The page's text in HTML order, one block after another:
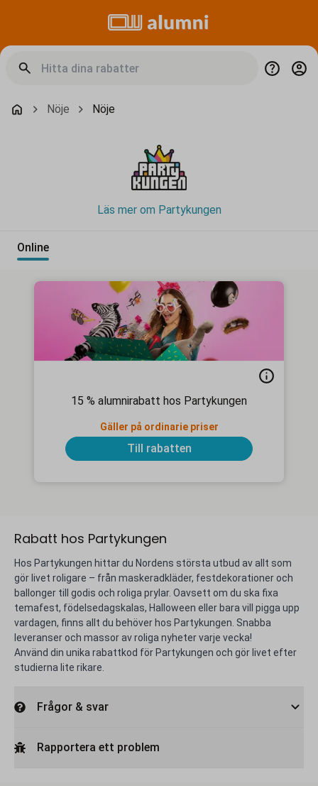
Nöje Nöje
Läs mer om Partykungen
Online
15 % alumnirabatt hos Partykungen
Gäller på ordinarie priser
Till rabatten
Rabatt hos Partykungen
Hos Partykungen hittar du Nordens största utbud av allt som
gör livet roligare – från maskeradkläder, festdekorationer och
ballonger till godis och roliga prylar. Oavsett om du ska fixa
temafest, födelsedagskalas, Halloween eller bara vill pigga upp
vardagen, finns allt du behöver hos Partykungen. Snabba
leveranser och massor av roliga nyheter varje vecka!
Använd din unika rabattkod för Partykungen och gör livet efter
studierna lite rikare.
Frågor & svar
Rapportera ett problem